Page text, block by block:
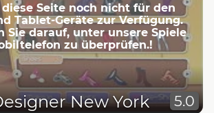
Seite noch nicht für den
Tablet-Geräte zur Verfügung.
Sie darauf, unter unsere Spiele
zu überprüfen.!
New York 5.0